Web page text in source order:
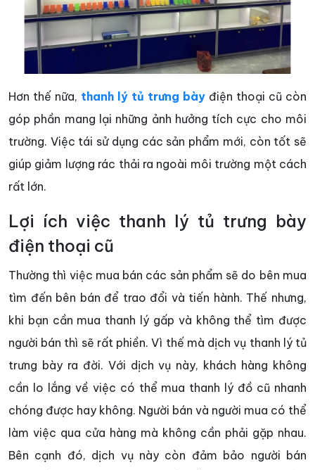
Hơn thế nữa, thanh lý tủ trưng bày điện thoại cũ còn
góp phần mang lại những ảnh hưởng tích cực cho môi
trường. Việc tái sử dụng các sản phẩm mới, còn tốt sẽ
giúp giảm lượng rác thải ra ngoài môi trường một cách
rất lớn.
Lợi ích việc thanh lý tủ trưng bày
điện thoại cũ
Thường thì việc mua bán các sản phẩm sẽ do bên mua
tìm đến bên bán để trao đổi và tiến hành. Thế nhưng,
khi bạn cần mua thanh lý gấp và không thể tìm được
người bán thì sẽ rất phiền. Vì thế mà dịch vụ thanh lý tủ
trưng bày ra đời. Với dịch vụ này, khách hàng không
cần lo lắng về việc có thể mua thanh lý đồ cũ nhanh
chóng được hay không. Người bán và người mua có thể
làm việc qua cửa hàng mà không cần phải gặp nhau.
Bên cạnh đó, dịch vụ này còn đảm bảo người bán